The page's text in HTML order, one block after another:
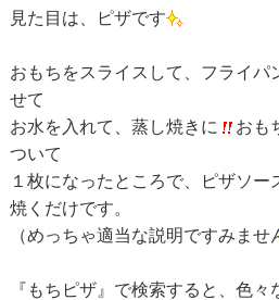
見た目は、ピザです
おもちをスライスして、フライパ
せて
お水を入れて、蒸し焼きに
おも
ついて
１枚になったところで、ピザソー
焼くだけです。
（めっちゃ適当な説明ですみませ
『もちピザ』で検索すると、色々